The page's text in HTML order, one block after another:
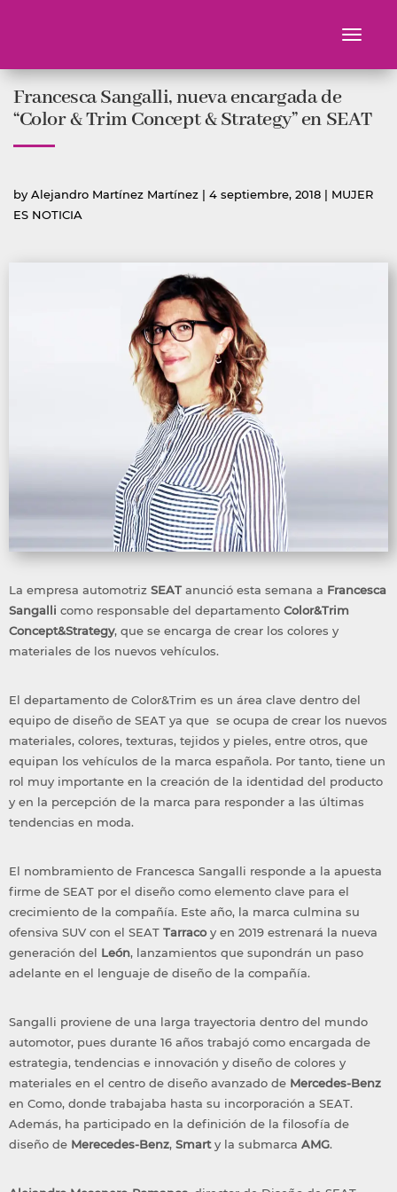
contenido
Toggle
Francesca Sangalli, nueva encargada de
“Color & Trim Concept & Strategy” en SEAT
by Publicado
por
Alejandro Martínez Martínez | 4 septiembre, 2018 | Publicada
MUJER
ES NOTICIA
La empresa automotriz SEAT anunció esta semana a Francesca
Sangalli como responsable del departamento Color&Trim
Concept&Strategy, que se encarga de crear los colores y
materiales de los nuevos vehículos.
El departamento de Color&Trim es un área clave dentro del
equipo de diseño de SEAT ya que se ocupa de crear los nuevos
materiales, colores, texturas, tejidos y pieles, entre otros, que
equipan los vehículos de la marca española. Por tanto, tiene un
rol muy importante en la creación de la identidad del producto
y en la percepción de la marca para responder a las últimas
tendencias en moda.
El nombramiento de Francesca Sangalli responde a la apuesta
firme de SEAT por el diseño como elemento clave para el
crecimiento de la compañía. Este año, la marca culmina su
ofensiva SUV con el SEAT Tarracoy en 2019 estrenará la nueva
generación del León, lanzamientos que supondrán un paso
adelante en el lenguaje de diseño de la compañía.
Sangalli proviene de una larga trayectoria dentro del mundo
automotor, pues durante 16 años trabajó como encargada de
estrategia, tendencias e innovación y diseño de colores y
materiales en el centro de diseño avanzado de Mercedes-Benz
en Como, donde trabajaba hasta su incorporación a SEAT.
Además, ha participado en la definición de la filosofía de
diseño de Merecedes-Benz, Smarty la submarca AMG.